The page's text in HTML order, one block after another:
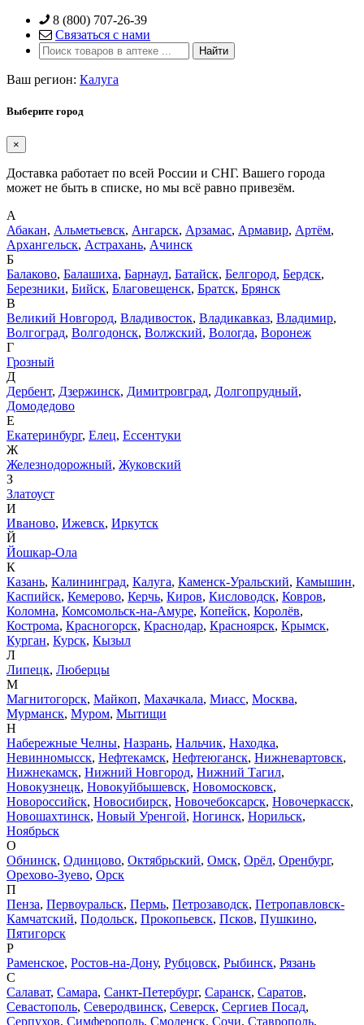
Skip
content
8 (800) 707-26-39
Связаться с нами
Ваш регион: Калуга
Выберите город
×
Доставка работает по всей России и СНГ. Вашего города
может не быть в списке, но мы всё равно привезём.
А
Абакан, Альметьевск, Ангарск, Арзамас, Армавир, Артём,
Архангельск, Астрахань, Ачинск
Б
Балаково, Балашиха, Барнаул, Батайск, Белгород, Бердск,
Березники, Бийск, Благовещенск, Братск, Брянск
В
Великий Новгород, Владивосток, Владикавказ, Владимир,
Волгоград, Волгодонск, Волжский, Вологда, Воронеж
Г
Грозный
Д
Дербент, Дзержинск, Димитровград, Долгопрудный,
Домодедово
Е
Екатеринбург, Елец, Ессентуки
Ж
Железнодорожный, Жуковский
З
Златоуст
И
Иваново, Ижевск, Иркутск
Й
Йошкар-Ола
К
Казань, Калининград, Калуга, Каменск-Уральский, Камышин,
Каспийск, Кемерово, Керчь, Киров, Кисловодск, Ковров,
Коломна, Комсомольск-на-Амуре, Копейск, Королёв,
Кострома, Красногорск, Краснодар, Красноярск, Крымск,
Курган, Курск, Кызыл
Л
Липецк, Люберцы
М
Магнитогорск, Майкоп, Махачкала, Миасс, Москва,
Мурманск, Муром, Мытищи
Н
Набережные Челны, Назрань, Нальчик, Находка,
Невинномысск, Нефтекамск, Нефтеюганск, Нижневартовск,
Нижнекамск, Нижний Новгород, Нижний Тагил,
Новокузнецк, Новокуйбышевск, Новомосковск,
Новороссийск, Новосибирск, Новочебоксарск, Новочеркасск,
Новошахтинск, Новый Уренгой, Ногинск, Норильск,
Ноябрьск
О
Обнинск, Одинцово, Октябрьский, Омск, Орёл, Оренбург,
Орехово-Зуево, Орск
П
Пенза, Первоуральск, Пермь, Петрозаводск, Петропавловск-
Камчатский, Подольск, Прокопьевск, Псков, Пушкино,
Пятигорск
Р
Раменское, Ростов-на-Дону, Рубцовск, Рыбинск, Рязань
С
Салават, Самара, Санкт-Петербург, Саранск, Саратов,
Севастополь, Северодвинск, Северск, Сергиев Посад,
Серпухов, Симферополь, Смоленск, Сочи, Ставрополь,